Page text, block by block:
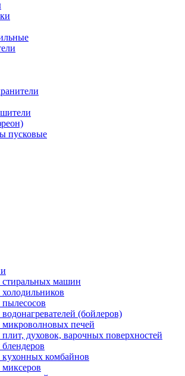
пусковые
стиральных машин
холодильников
пылесосов
(бойлеров)
микроволновых печей
плит, духовок, варочных поверхностей
кухонных комбайнов
миксеров